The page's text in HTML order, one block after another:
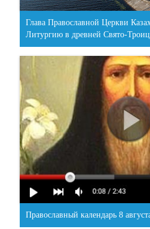
Глава Православной Церкви
Литургию в древней Свято-
Православный календарь 8